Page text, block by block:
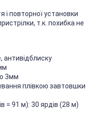
і повторної установки
т.к. похибка не
антивідблиску
3мм
плівкою завтовшки
= 91 м): 30 ярдів (28 м)